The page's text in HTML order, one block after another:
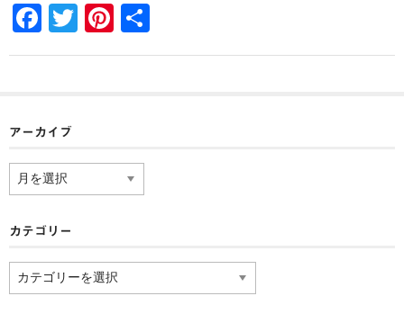
商品一覧
お支払方法・配送方法・送料について
お問い合わせ
送料について
F
a
b
o
o
k
T
wi
Pi
nt 有
アーカイブ
ア
イ
カテゴリー